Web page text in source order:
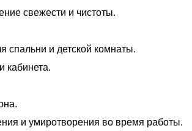
свежести и чистоты.
спальни и детской комнаты.
кабинета.
и умиротворения во время работы.